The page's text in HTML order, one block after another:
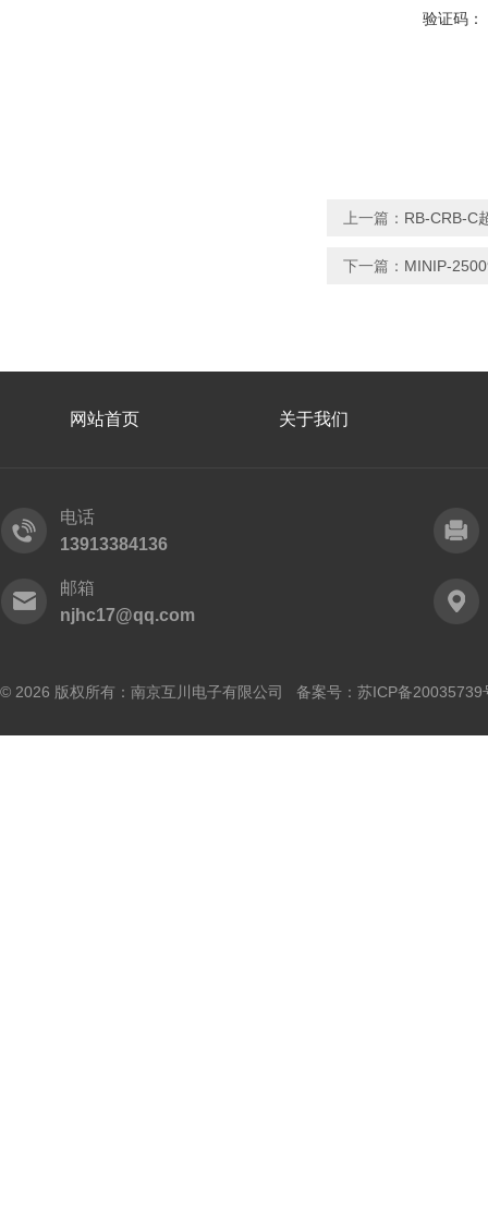
验证码：
上一篇： RB-CRB-C
下一篇： MINIP-
网站首页 关于我们
电话
13913384136
邮箱
njhc17@qq.com
© 2026 版权所有：南京互川电子有限公司 备案号： 苏ICP备20035739